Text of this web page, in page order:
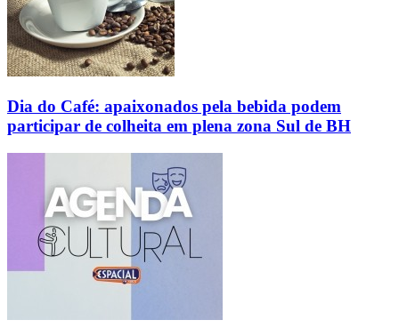
Dia do Café: apaixonados pela bebida podem
participar de colheita em plena zona Sul de BH